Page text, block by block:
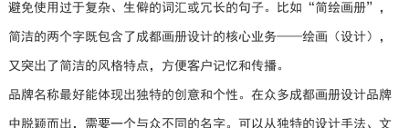
避免使用过于复杂、生僻的词汇或冗长的句子。比如“简绘画册”，
简洁的两个字既包含了成都画册设计的核心业务——绘画（设计），
又突出了简洁的风格特点，方便客户记忆和传播。
品牌名称最好能体现出独特的创意和个性。在众多成都画册设计品牌
中脱颖而出，需要一个与众不同的名字。可以从独特的设计手法、文